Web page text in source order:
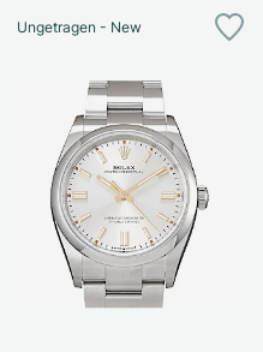
Ungetragen - New